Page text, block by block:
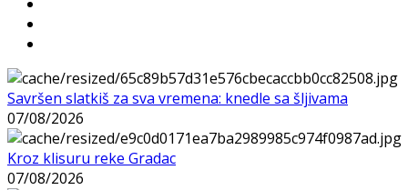
Savršen slatkiš za sva vremena: knedle sa šljivama
07/08/2026
Kroz klisuru reke Gradac
07/08/2026